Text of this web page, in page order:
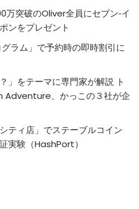
突破のOliver全員にセブン‐イ
ンをプレゼント
ラム」で予約時の即時割引に
」をテーマに専門家が解説 ト
Adventure、かっこの３社が企
ティ店」でステーブルコイン
実験（HashPort）